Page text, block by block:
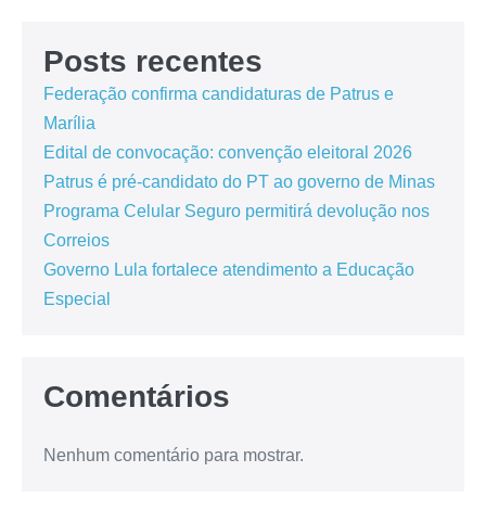
Posts recentes
Federação confirma candidaturas de Patrus e
Marília
Edital de convocação: convenção eleitoral 2026
Patrus é pré-candidato do PT ao governo de Minas
Programa Celular Seguro permitirá devolução nos
Correios
Governo Lula fortalece atendimento a Educação
Especial
Comentários
Nenhum comentário para mostrar.